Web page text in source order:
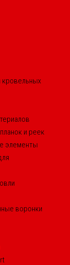
и реек
элементы
воронки